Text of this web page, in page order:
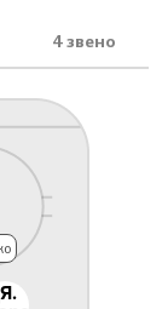
4 звено